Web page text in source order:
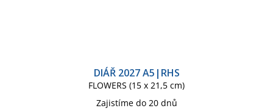
DIÁŘ 2027 A5|RHS
FLOWERS (15 x 21,5 cm)
Zajistíme do 20 dnů